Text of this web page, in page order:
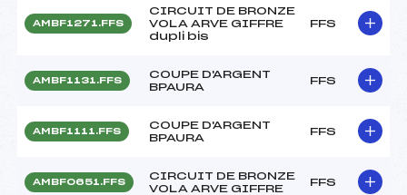
AMBF1271.FFS
CIRCUIT DE BRONZE
VOLA ARVE GIFFRE
dupli bis
FFS
AMBF1131.FFS
COUPE D'ARGENT
BPAURA
FFS
AMBF1111.FFS
COUPE D'ARGENT
BPAURA
FFS
AMBF0651.FFS
CIRCUIT DE BRONZE
VOLA ARVE GIFFRE
FFS